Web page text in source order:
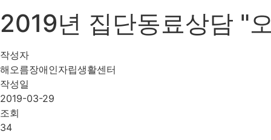
2019년 집단동료상담 "
작성자
해오름장애인자립생활센터
작성일
2019-03-29
조회
34